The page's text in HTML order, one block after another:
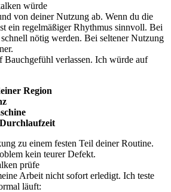
würde
von deiner Nutzung ab. Wenn du die
ein regelmäßiger Rhythmus sinnvoll. Bei
schnell nötig werden. Bei seltener Nutzung
verlassen. Ich würde auf
Region
zu einem festen Teil deiner Routine.
kein teurer Defekt.
prüfe
Arbeit nicht sofort erledigt. Ich teste
läuft: